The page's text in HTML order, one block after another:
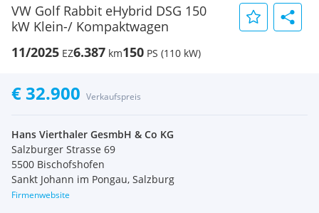
VW Golf Rabbit eHybrid DSG 150
kW Klein-/ Kompaktwagen
11/2025 EZ6.387 km150 PS (110 kW)
€ 32.900 Verkaufspreis
Hans Vierthaler GesmbH & Co KG
Salzburger Strasse 69
5500 Bischofshofen
Sankt Johann im Pongau, Salzburg
Firmenwebsite